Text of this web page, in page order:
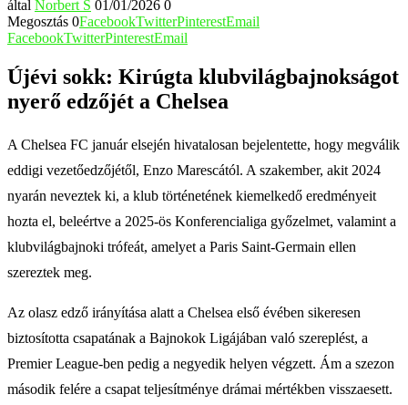
által Norbert S 01/01/2026 0
Megosztás 0FacebookTwitterPinterestEmail
FacebookTwitterPinterestEmail
Újévi sokk: Kirúgta klubvilágbajnokságot
nyerő edzőjét a Chelsea
A Chelsea FC január elsején hivatalosan bejelentette, hogy megválik
eddigi vezetőedzőjétől, Enzo Marescától. A szakember, akit 2024
nyarán neveztek ki, a klub történetének kiemelkedő eredményeit
hozta el, beleértve a 2025-ös Konferencialiga győzelmet, valamint a
klubvilágbajnoki trófeát, amelyet a Paris Saint-Germain ellen
szereztek meg.
Az olasz edző irányítása alatt a Chelsea első évében sikeresen
biztosította csapatának a Bajnokok Ligájában való szereplést, a
Premier League-ben pedig a negyedik helyen végzett. Ám a szezon
második felére a csapat teljesítménye drámai mértékben visszaesett.